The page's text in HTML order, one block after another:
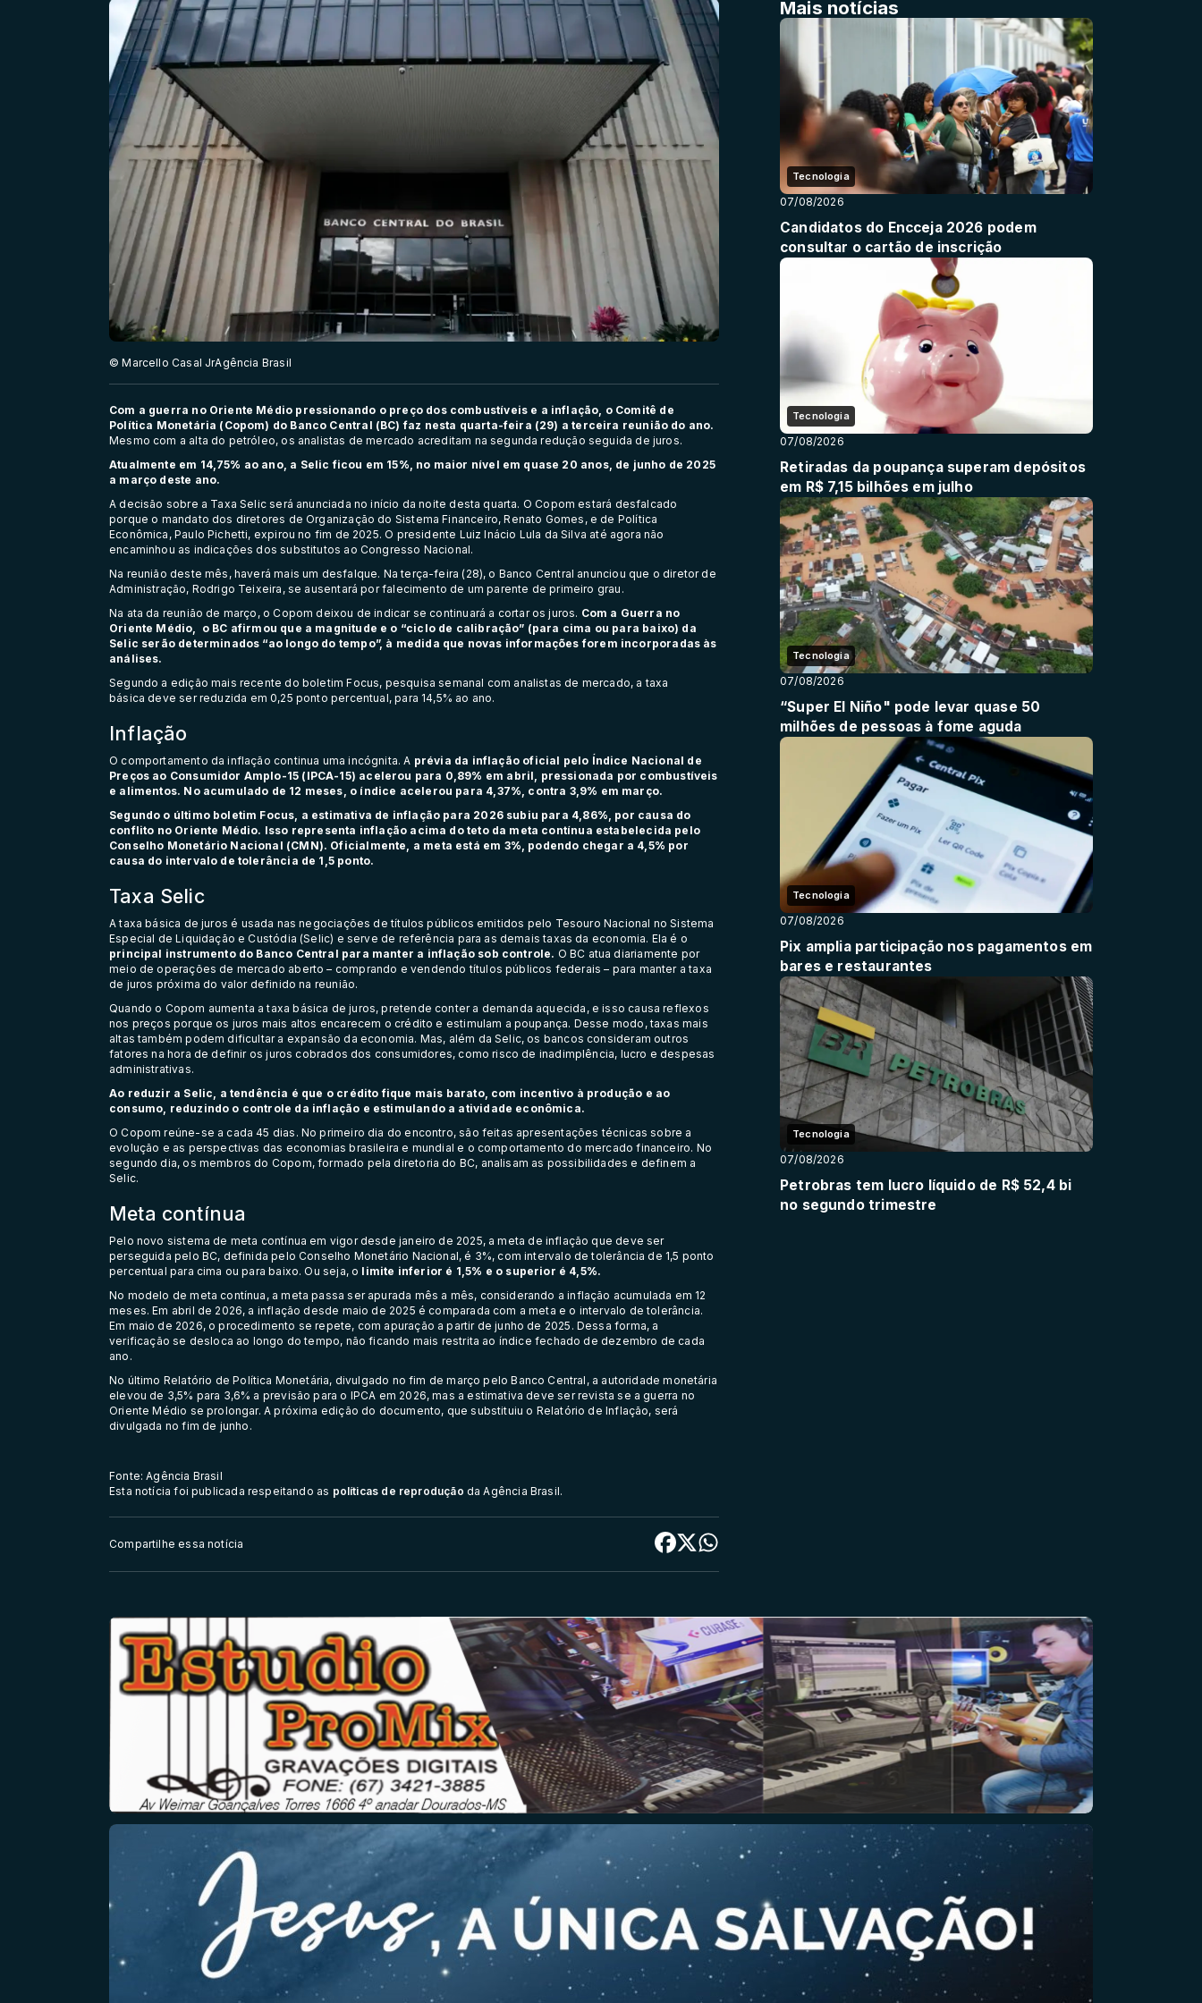
© Marcello Casal JrAgência Brasil
Com a guerra no Oriente Médio pressionando o preço dos combustíveis e a inflação, o Comitê de
Política Monetária (Copom) do Banco Central (BC) faz nesta quarta-feira (29) a terceira reunião do ano.
Mesmo com a alta do petróleo, os analistas de mercado acreditam na segunda redução seguida de juros.
Atualmente em 14,75% ao ano, a Selic ficou em 15%, no maior nível em quase 20 anos, de junho de 2025
a março deste ano.
A decisão sobre a Taxa Selic será anunciada no início da noite desta quarta. O Copom estará desfalcado
porque o mandato dos diretores de Organização do Sistema Financeiro, Renato Gomes, e de Política
Econômica, Paulo Pichetti, expirou no fim de 2025. O presidente Luiz Inácio Lula da Silva até agora não
encaminhou as indicações dos substitutos ao Congresso Nacional.
Na reunião deste mês, haverá mais um desfalque. Na terça-feira (28), o Banco Central anunciou que o diretor de
Administração, Rodrigo Teixeira, se ausentará por falecimento de um parente de primeiro grau.
Na ata da reunião de março, o Copom deixou de indicar secontinuará a cortar os juros. Com a Guerra no
Oriente Médio, o BC afirmou que a magnitude e o “ciclo de calibração” (para cima ou para baixo) da
Selic serão determinados “ao longo do tempo”, à medida que novas informações forem incorporadas às
análises.
Segundo a edição mais recente do boletim Focus, pesquisa semanal com analistas de mercado, ataxa
básica deve ser reduzida em 0,25 ponto percentual, para 14,5% ao ano.
Inflação
O comportamento da inflação continua uma incógnita. A prévia da inflaçãooficial pelo Índice Nacional de
Preços ao Consumidor Amplo-15 (IPCA-15) acelerou para 0,89% em abril, pressionada por combustíveis
e alimentos. No acumulado de 12 meses, o índice acelerou para 4,37%, contra 3,9% em março.
Segundo o último boletim Focus, a estimativa de inflação para 2026 subiu para 4,86%, por causa do
conflito no Oriente Médio. Isso representa inflação acima do teto da meta contínua estabelecida pelo
Conselho Monetário Nacional (CMN). Oficialmente, a meta está em 3%, podendo chegar a 4,5% por
causa do intervalo de tolerância de 1,5 ponto.
Taxa Selic
A taxa básica de juros é usada nas negociações de títulos públicos emitidos pelo Tesouro Nacional no Sistema
Especial de Liquidação e Custódia (Selic) e serve de referência para as demais taxas da economia. Ela é o
principal instrumento do Banco Central para manter a inflação sob controle. O BC atua diariamente por
meio de operações de mercado aberto – comprando e vendendo títulos públicos federais – para manter a taxa
de juros próxima do valor definido na reunião.
Quando o Copom aumenta a taxa básica de juros, pretende conter a demanda aquecida, e isso causa reflexos
nos preços porque os juros mais altos encarecem o crédito e estimulam a poupança. Desse modo, taxas mais
altas também podem dificultar a expansão da economia. Mas, além da Selic, os bancos consideram outros
fatores na hora de definir os juros cobrados dos consumidores, como risco de inadimplência, lucro e despesas
administrativas.
Ao reduzir a Selic, a tendência é que o crédito fique mais barato, com incentivo à produção e ao
consumo, reduzindo o controle da inflação e estimulando a atividade econômica.
O Copom reúne-se a cada 45 dias. No primeiro dia do encontro, são feitas apresentações técnicas sobre a
evolução e as perspectivas das economias brasileira e mundial e o comportamento do mercado financeiro. No
segundo dia, os membros do Copom, formado pela diretoria do BC, analisam as possibilidades e definem a
Selic.
Meta contínua
Pelo novo sistema de meta contínua em vigor desde janeiro de 2025, a meta de inflação que deve ser
perseguida pelo BC, definida pelo Conselho Monetário Nacional, é 3%, com intervalo de tolerância de 1,5 ponto
percentual para cima ou para baixo. Ou seja, o limite inferior é 1,5% e o superior é 4,5%.
No modelo de meta contínua, a meta passa ser apurada mês a mês, considerando a inflação acumulada em 12
meses. Em abril de 2026, a inflação desde maio de 2025 é comparada com a meta e o intervalo de tolerância.
Em maio de 2026, o procedimento se repete, com apuração a partir de junho de 2025. Dessa forma, a
verificação se desloca ao longo do tempo, não ficando mais restrita ao índice fechado de dezembro de cada
ano.
No último Relatório de Política Monetária, divulgado no fim de março peloBanco Central,a autoridade monetária
elevou de 3,5% para 3,6% a previsão para o IPCA em 2026, mas a estimativa deve ser revista se a guerra no
Oriente Médio se prolongar. A próxima edição do documento, que substituiu o Relatório de Inflação, será
divulgada no fim de junho.
Fonte: Agência Brasil
Esta notícia foi publicada respeitando as políticas de reprodução da Agência Brasil.
Compartilhe essa notícia
Mais notícias
Tecnologia
07/08/2026
Candidatos do Encceja 2026 podem
consultar o cartão de inscrição
Tecnologia
07/08/2026
Retiradas da poupança superam depósitos
em R$ 7,15 bilhões em julho
Tecnologia
07/08/2026
“Super El Niño" pode levar quase 50
milhões de pessoas à fome aguda
Tecnologia
07/08/2026
Pix amplia participação nos pagamentos em
bares e restaurantes
Tecnologia
07/08/2026
Petrobras tem lucro líquido de R$ 52,4 bi
no segundo trimestre